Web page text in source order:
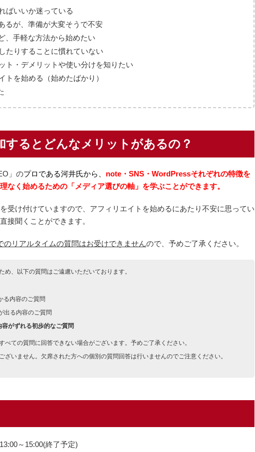
ばいいか迷っている
るが、準備が大変そうで不安
、手軽な方法から始めたい
たりすることに慣れていない
ト・デメリットや使い分けを知りたい
トを始める（始めたばかり）
するとどんなメリットがあるの？
」のプロである河井氏から、 note・SNS・WordPressそれぞれの特徴を
なく始めるための「メディア選びの軸」を学ぶことができます。
受け付けていますので、アフィリエイトを始めるにあたり不安に思ってい
接聞くことができます。
のリアルタイムの質問はお受けできませんので、予めご了承ください。
、以下の質問はご遠慮いただいております。
る内容のご質問
出る内容のご質問
がずれる初歩的なご質問
べての質問に回答できない場合がございます。予めご了承ください。
ざいません。欠席された方への個別の質問回答は行いませんのでご注意ください。
～15:00(終了予定)